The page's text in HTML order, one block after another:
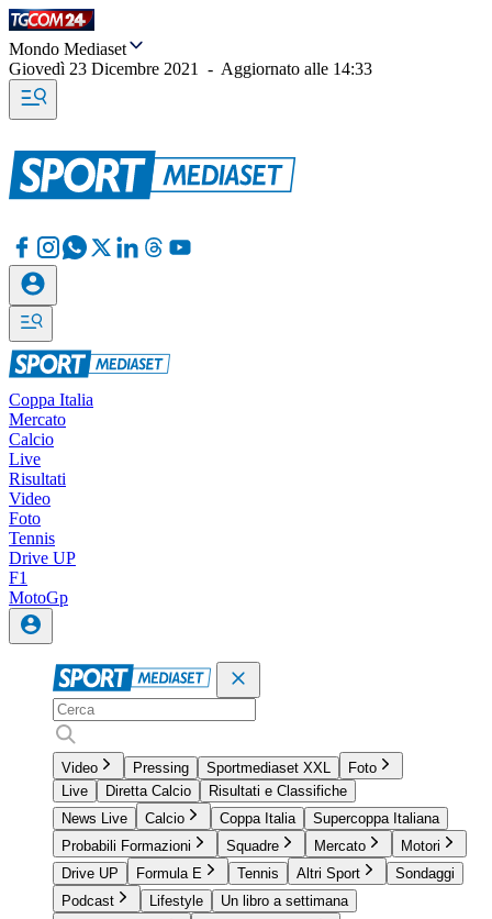
Mondo Mediaset
Giovedì 23 Dicembre 2021
- Aggiornato alle 14:33
Coppa Italia
Mercato
Calcio
Live
Risultati
Video
Foto
Tennis
Drive UP
F1
MotoGp
Video Pressing Sportmediaset XXL
Foto
Live
Diretta Calcio
Risultati e Classifiche
News Live
Calcio Coppa Italia
Supercoppa Italiana
Probabili Formazioni
Squadre Mercato
Motori
Drive UP
Formula E Tennis Altri Sport
Sondaggi
Podcast
Lifestyle
Un libro a settimana